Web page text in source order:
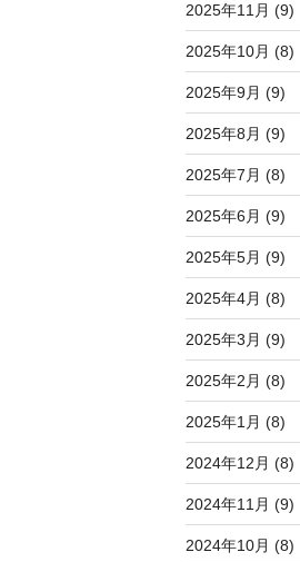
2025年11月 (9)
2025年10月 (8)
2025年9月 (9)
2025年8月 (9)
2025年7月 (8)
2025年6月 (9)
2025年5月 (9)
2025年4月 (8)
2025年3月 (9)
2025年2月 (8)
2025年1月 (8)
2024年12月 (8)
2024年11月 (9)
2024年10月 (8)